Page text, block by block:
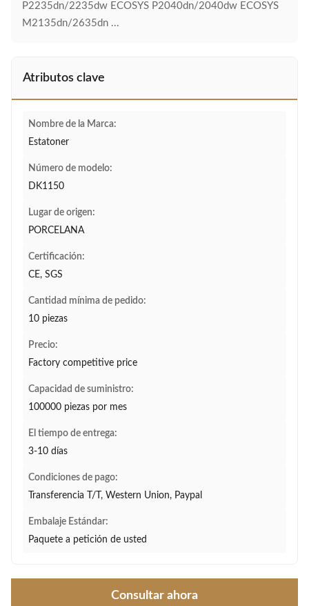
P2235dn/2235dw ECOSYS P2040dn/2040dw ECOSYS
M2135dn/2635dn ...
Atributos clave
Nombre de la Marca:
Estatoner
Número de modelo:
DK1150
Lugar de origen:
PORCELANA
Certificación:
CE, SGS
Cantidad mínima de pedido:
10 piezas
Precio:
Factory competitive price
Capacidad de suministro:
100000 piezas por mes
El tiempo de entrega:
3-10 días
Condiciones de pago:
Transferencia T/T, Western Union, Paypal
Embalaje Estándar:
Paquete a petición de usted
Consultar ahora